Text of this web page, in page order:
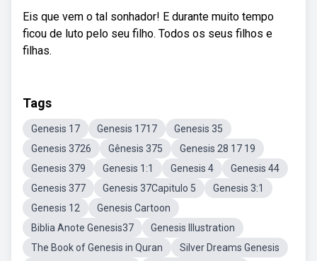
Eis que vem o tal sonhador! E durante muito tempo
ficou de luto pelo seu filho. Todos os seus filhos e
filhas.
Tags
Genesis 17 Genesis 1717
Genesis 35
Genesis 3726
Gênesis 375
Genesis 28 17 19
Genesis 379
Genesis 1:1 Genesis 4
Genesis 44
Genesis 377
Genesis 37Capitulo 5
Genesis 3:1
Genesis 12
Genesis Cartoon
Biblia Anote Genesis37
Genesis Illustration
The Book of Genesis in Quran
Silver Dreams Genesis